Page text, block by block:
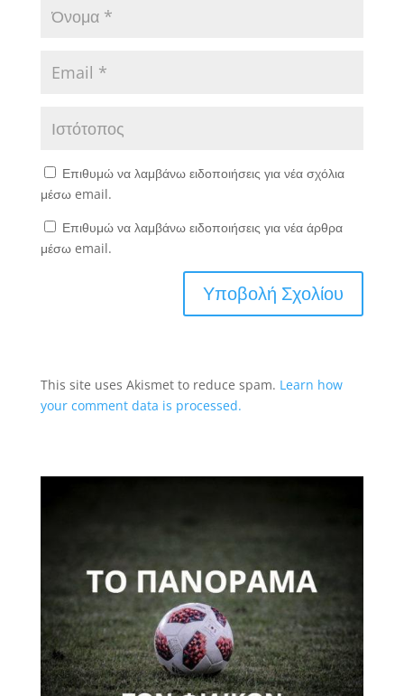
Επιθυμώ να λαμβάνω ειδοποιήσεις για νέα σχόλια
μέσω email.
Επιθυμώ να λαμβάνω ειδοποιήσεις για νέα άρθρα
μέσω email.
This site uses Akismet to reduce spam. Learn how
your comment data is processed.